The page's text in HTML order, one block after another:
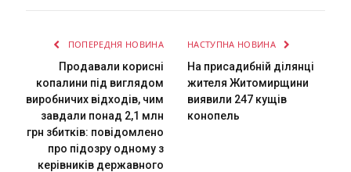
ПОПЕРЕДНЯ НОВИНА
Продавали корисні
копалини під виглядом
виробничих відходів, чим
завдали понад 2,1 млн
грн збитків: повідомлено
про підозру одному з
керівників державного
НАСТУПНА НОВИНА
На присадибній ділянці
жителя Житомирщини
виявили 247 кущів
конопель